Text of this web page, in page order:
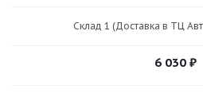
Склад 1 (Доставка в ТЦ
6 030 ₽